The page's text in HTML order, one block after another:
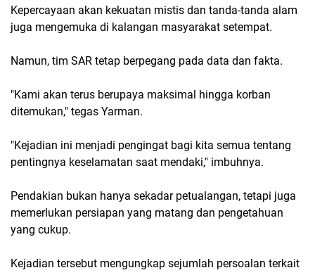
Kepercayaan akan kekuatan mistis dan tanda-tanda alam
juga mengemuka di kalangan masyarakat setempat.
Namun, tim SAR tetap berpegang pada data dan fakta.
"Kami akan terus berupaya maksimal hingga korban
ditemukan," tegas Yarman.
"Kejadian ini menjadi pengingat bagi kita semua tentang
pentingnya keselamatan saat mendaki," imbuhnya.
Pendakian bukan hanya sekadar petualangan, tetapi juga
memerlukan persiapan yang matang dan pengetahuan
yang cukup.
Kejadian tersebut mengungkap sejumlah persoalan terkait